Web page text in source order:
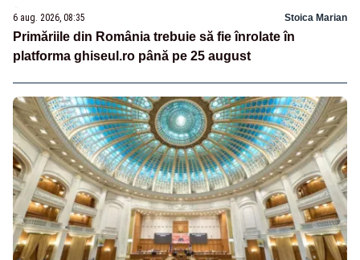
6 aug. 2026, 08:35 Stoica Marian
Primăriile din România trebuie să fie înrolate în
platforma ghiseul.ro până pe 25 august